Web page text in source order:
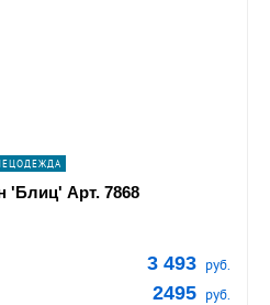
'Блиц' Арт. 7868
3 493 руб.
2495 руб.